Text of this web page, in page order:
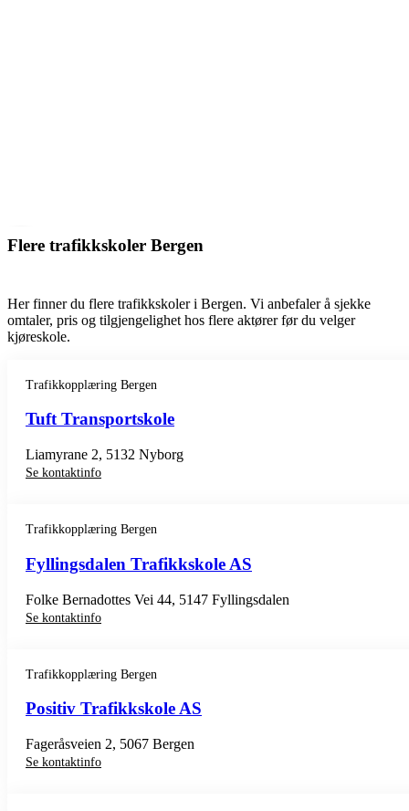
Flere trafikkskoler Bergen
Her finner du flere trafikkskoler i Bergen. Vi anbefaler å sjekke
omtaler, pris og tilgjengelighet hos flere aktører før du velger
kjøreskole.
Trafikkopplæring Bergen
Tuft Transportskole
Liamyrane 2, 5132 Nyborg
Se kontaktinfo
Trafikkopplæring Bergen
Fyllingsdalen Trafikkskole AS
Folke Bernadottes Vei 44, 5147 Fyllingsdalen
Se kontaktinfo
Trafikkopplæring Bergen
Positiv Trafikkskole AS
Fageråsveien 2, 5067 Bergen
Se kontaktinfo